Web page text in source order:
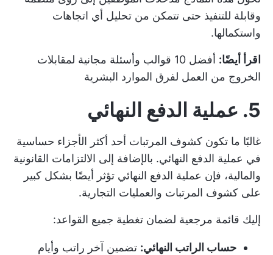
وقابلة للتنفيذ حتى تتمكن من تحليل أي اتجاهات
واستكمالها.
اقرأ أيضًا:
أفضل 10 قوالب وأسئلة مجانية لمقابلات
الخروج من العمل لفرق الموارد البشرية
5. عملية الدفع النهائي
غالبًا ما تكون كشوف المرتبات أحد أكثر الأجزاء حساسية
في عملية الدفع النهائي. بالإضافة إلى الالتزامات القانونية
والمالية، فإن عملية الدفع النهائي تؤثر أيضًا بشكل كبير
على كشوف المرتبات والعمليات التجارية.
إليك قائمة مرجعية لضمان تغطية جميع القواعد:
حساب الراتب النهائي: تضمين آخر راتب وأيام